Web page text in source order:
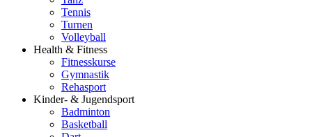
Tennis
Turnen
Volleyball
Health & Fitness
Fitnesskurse
Gymnastik
Rehasport
Kinder- & Jugendsport
Badminton
Basketball